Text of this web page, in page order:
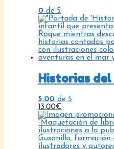
0 de 5
Historias del
5.00 de 5
13.00€